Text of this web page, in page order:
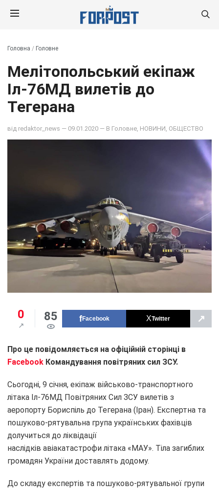
Головна / Головне
Мелітопольський екіпаж
Іл-76МД вилетів до
Тегерана
від redaktor_news — 09.01.2020 — В Головне НОВИНИ ОБЩЕСТВО
0 85 Facebook Twitter ↗
Про це повідомляється на офіційній сторінці в
Facebook Командування повітряних сил ЗСУ.
Сьогодні, 9 січня, екіпаж військово-транспортного
літака Іл-76МД Повітряних Сил ЗСУ вилетів з
аеропорту Бориспіль до Тегерана (Іран). Експертна та
пошуково-рятувальна група українських фахівців
долучиться до ліквідації
наслідків авіакатастрофи літака «МАУ». Тіла загиблих
громадян України доставлять додому.
До складу експертів та пошуково-рятувальної групи